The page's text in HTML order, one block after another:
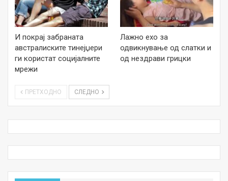
И покрај забраната
австралиските тинејџери
ги користат социјалните
мрежи
Лажно ехо за
одвикнување од слатки и
од нездрави грицки
ПРЕТХОДНО СЛЕДНО